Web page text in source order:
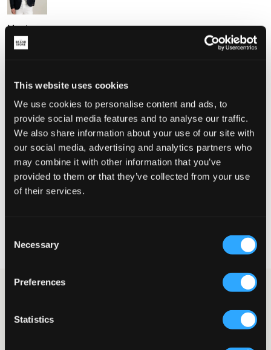
This website uses cookies
We use cookies to personalise content and ads, to
provide social media features and to analyse our traffic.
We also share information about your use of our site with
our social media, advertising and analytics partners who
may combine it with other information that you’ve
provided to them or that they’ve collected from your use
of their services.
Selection
Necessary
Preferences
Statistics
Maat
Te klein Perfect Te groot
MAATTABEL
KIES EEN MAAT
Gratis verzending vanaf €69
Recht op herroeping binnen 60 dagen
Donkerblauwe blazer van LMTD. De blazer heeft ton-sur-ton
er een bijpassende broek verkrijgbaar is voor een volledig pak.